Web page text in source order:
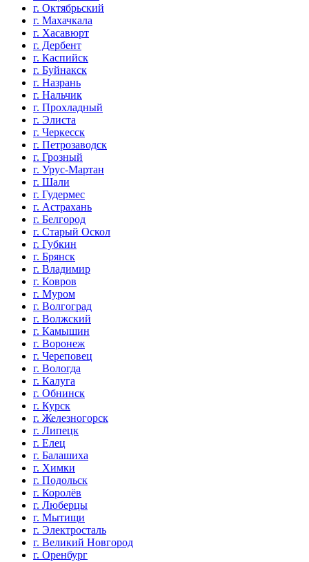
г. Октябрьский
г. Махачкала
г. Хасавюрт
г. Дербент
г. Каспийск
г. Буйнакск
г. Назрань
г. Нальчик
г. Прохладный
г. Элиста
г. Черкесск
г. Петрозаводск
г. Грозный
г. Урус-Мартан
г. Шали
г. Гудермес
г. Астрахань
г. Белгород
г. Старый Оскол
г. Губкин
г. Брянск
г. Владимир
г. Ковров
г. Муром
г. Волгоград
г. Волжский
г. Камышин
г. Воронеж
г. Череповец
г. Вологда
г. Калуга
г. Обнинск
г. Курск
г. Железногорск
г. Липецк
г. Елец
г. Балашиха
г. Химки
г. Подольск
г. Королёв
г. Люберцы
г. Мытищи
г. Электросталь
г. Великий Новгород
г. Оренбург